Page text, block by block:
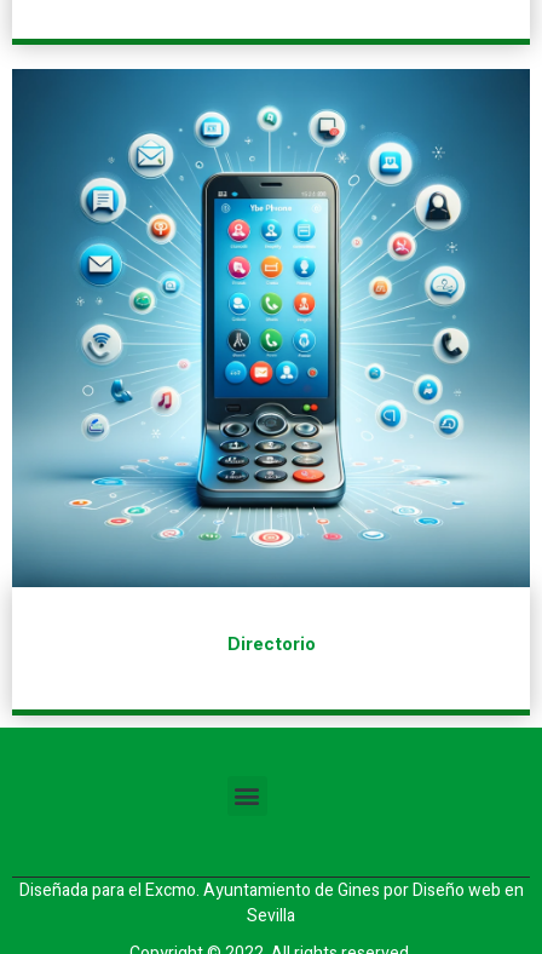
Directorio
Diseñada para el Excmo. Ayuntamiento de Gines porDiseño web en
Sevilla